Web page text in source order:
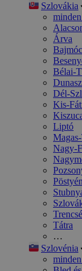
Szlovákia
Árva
Bajmóc
Bélai-
Dél-
Kis-
Liptó
Nagy-
Tátra
…
Szlovénia